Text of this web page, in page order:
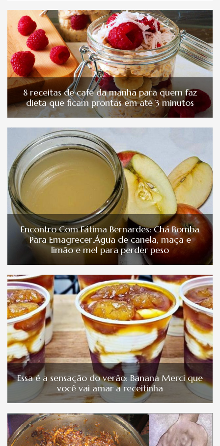
8 receitas de café da manhã para quem faz
dieta que ficam prontas em até 3 minutos
Encontro Com Fátima Bernardes: Chá Bomba
Para Emagrecer.Água de canela, maçã e
limão e mel para perder peso
Essa é a sensação do verão: Banana Merci que
você vai amar a receitinha